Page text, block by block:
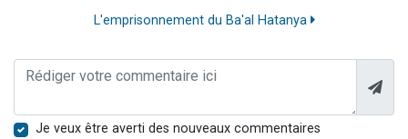
L'emprisonnement du Ba'al Hatanya
Je veux être averti des nouveaux commentaires